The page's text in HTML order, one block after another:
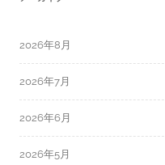
2026年8月
2026年7月
2026年6月
2026年5月